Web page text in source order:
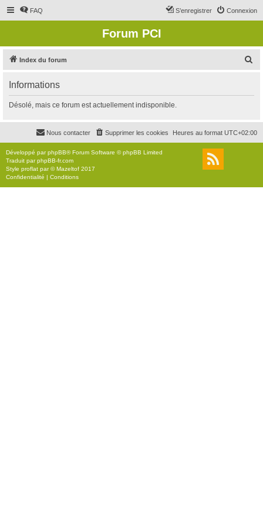
FAQ Connexion
S’enregistrer
Forum PCI
Index du forum
r
c
r
Informations
Désolé, mais ce forum est actuellement indisponible.
Heures au format UTC+02:00
Supprimer les cookies
Nous contacter
Développé parphpBB® Forum Software © phpBB Limited
Traduit parphpBB-fr.com
Style proflat par ©Mazeltof 2017
Confidentialité | Conditions